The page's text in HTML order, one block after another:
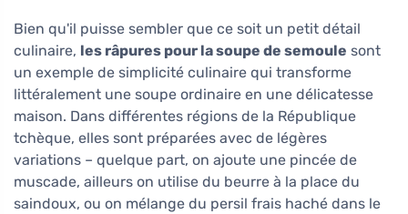
Bien qu'il puisse sembler que ce soit un petit détail
culinaire, les râpures pour la soupe de semoule sont
un exemple de simplicité culinaire qui transforme
littéralement une soupe ordinaire en une délicatesse
maison. Dans différentes régions de la République
tchèque, elles sont préparées avec de légères
variations – quelque part, on ajoute une pincée de
muscade, ailleurs on utilise du beurre à la place du
saindoux, ou on mélange du persil frais haché dans le